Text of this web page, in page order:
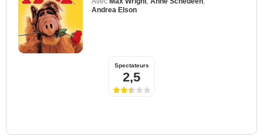
Andrea Elson
Spectateurs
2,5